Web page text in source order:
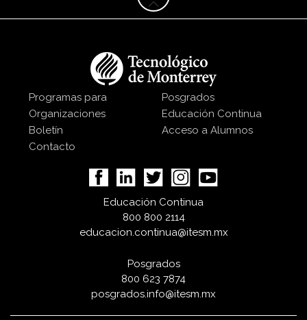
Programas para
Organizaciones
Boletín
Contacto
Posgrados
Educación Continua
Acceso a Alumnos
Educación Continua
800 800 2114
educacion.continua@itesm.mx
Posgrados
800 623 7874
posgrados.info@itesm.mx